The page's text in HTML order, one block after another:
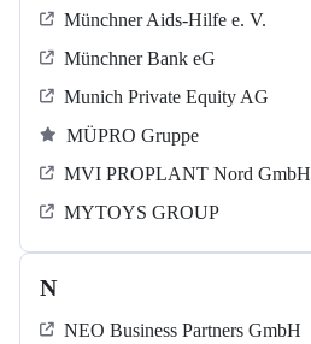
Münchner Aids-Hilfe e. V.
Münchner Bank eG
Munich Private Equity AG
MÜPRO Gruppe
MVI PROPLANT Nord GmbH
MYTOYS GROUP
N
NEO Business Partners GmbH